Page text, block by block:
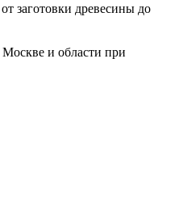
заготовки древесины до
Москве и области при